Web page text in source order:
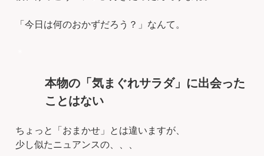
「今日は何のおかずだろう？」なんて。
本物の「気まぐれサラダ」に出会った
ことはない
ちょっと「おまかせ」とは違いますが、
少し似たニュアンスの、、、